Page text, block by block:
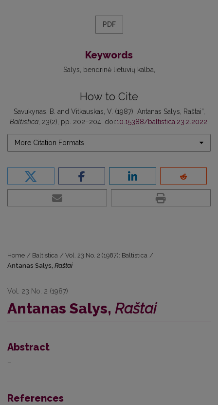
PDF
Keywords
Salys bendrinė lietuvių kalba
How to Cite
Savukynas, B. and Vitkauskas, V. (1987) “Antanas Salys, Raštai”,
Baltistica, 23(2), pp. 202–204. doi:10.15388/baltistica.23.2.2022
More Citation Formats
Home / Baltistica / Vol. 23 No. 2 (1987): Baltistica /
Antanas Salys, Raštai
Vol. 23 No. 2 (1987)
Antanas Salys, Raštai
Abstract
–
References